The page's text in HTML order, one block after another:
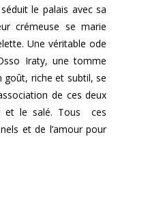
le palais avec sa
crémeuse se marie
Une véritable ode
Iraty, une tomme
goût, riche et subtil, se
de ces deux
et le salé. Tous ces
et de l’amour pour